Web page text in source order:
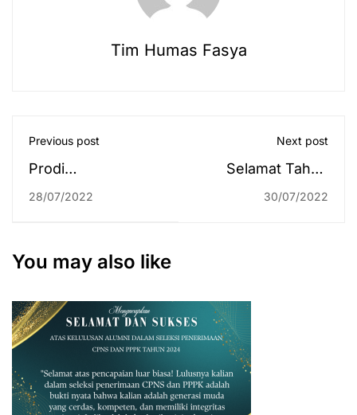
Tim Humas Fasya
Previous post
Prodi
Perbandingan
UIN Antasari
28/07/2022
Next post
Selamat Tahun
Baru Islam 1
30/07/2022
You may also like